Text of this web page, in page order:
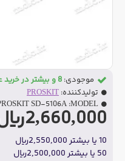
2,660,000ریال
10 یا بیشتر 2,550,000ریال
50 یا بیشتر 2,500,000ریال
موجودی: 8 و بیشتر در خرید عمده
تولیدکننده: PROSKIT
MODEL:
SD-5106A